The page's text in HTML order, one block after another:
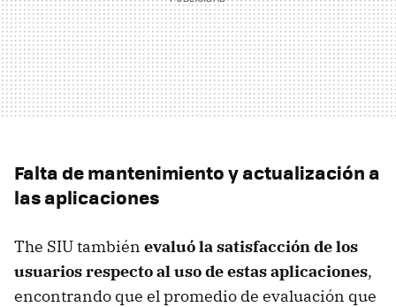
Falta de mantenimiento y actualización a
las aplicaciones
The SIU también evaluó la satisfacción de los
usuarios respecto al uso de estas aplicaciones,
encontrando que el promedio de evaluación que